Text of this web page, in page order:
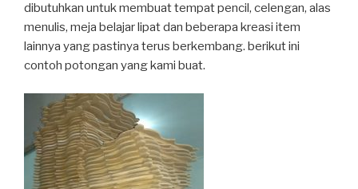
dibutuhkan untuk membuat tempat pencil, celengan, alas
menulis, meja belajar lipat dan beberapa kreasi item
lainnya yang pastinya terus berkembang. berikut ini
contoh potongan yang kami buat.